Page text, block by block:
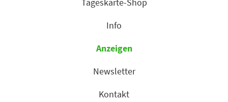
Tageskarte-Shop
Info
Anzeigen
Newsletter
Kontakt